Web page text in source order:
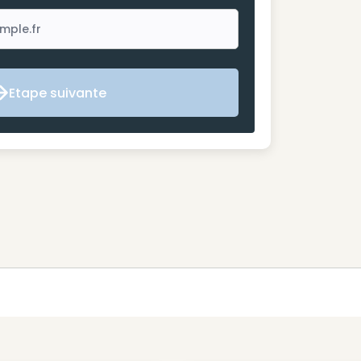
Etape suivante
Etape suivante